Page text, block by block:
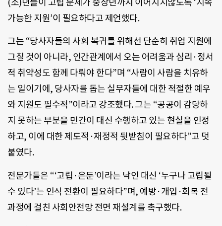
가능한 지원’이 필요하다고 제언했다.
그는 “당사자들의 사회 복귀를 위해선 단순히 취업 지원에
그칠 것이 아니라, 인간관계에서 오는 어려움과 심리·정서
적 취약성도 함께 다뤄야 한다”며 “사람이 사람을 치유하
는 일이기에, 당사자를 돕는 실무자들에 대한 적절한 예우
와 지원도 필수적”이라고 강조했다. 그는 “공공이 감당하
지 못하는 부분을 민간이 대신 수행하고 있는 현실을 인정
하고, 이에 대한 제도적·재정적 뒷받침이 필요하다”고 덧
붙였다.
전문가들은 “‘고립·은둔’이라는 낙인 대신 ‘누구나 고립될
수 있다’는 인식 전환이 필요하다”며, 예방·개입·회복 전
과정에 걸친 사회안전망 전면 재설계를 촉구했다.